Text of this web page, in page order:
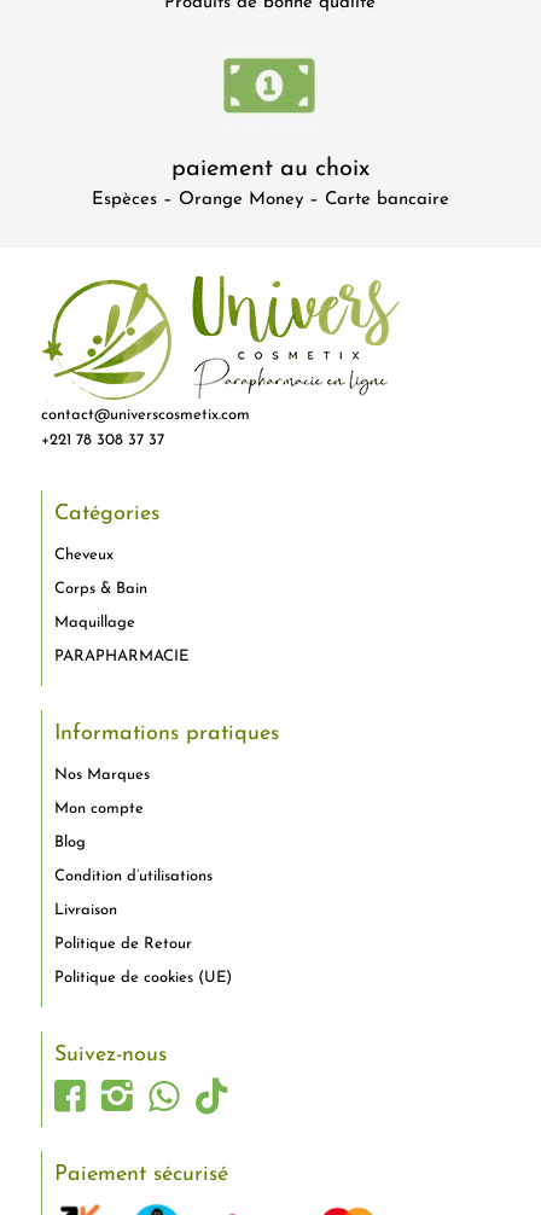
paiement au choix
Espèces – Orange Money – Carte bancaire
contact@universcosmetix.com
+221 78 308 37 37
Catégories
Cheveux
Corps & Bain
Maquillage
PARAPHARMACIE
Informations pratiques
Nos Marques
Mon compte
Blog
Condition d’utilisations
Livraison
Politique de Retour
Politique de cookies (UE)
Suivez-nous
Paiement sécurisé